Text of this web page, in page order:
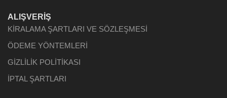
ALIŞVERİŞ
KİRALAMA ŞARTLARI VE SÖZLEŞMESİ
ÖDEME YÖNTEMLERİ
GİZLİLİK POLİTİKASI
İPTAL ŞARTLARI